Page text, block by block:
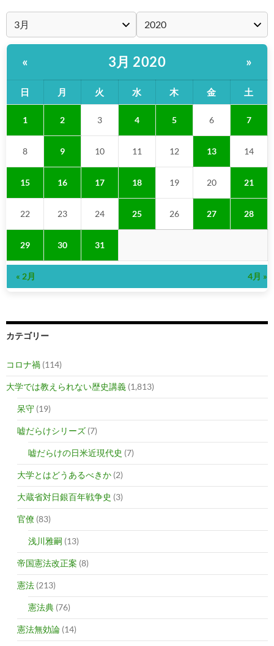
« 3月 2020 »
日 月 火 水 木 金 土
1 2 3 4 5 6 7
8 9 10 11 12 13 14
15 16 17 18 19 20 21
22 23 24 25 26 27 28
29 30 31
« 2月 4月 »
カテゴリー
コロナ禍 (114)
大学では教えられない歴史講義 (1,813)
呆守 (19)
嘘だらけシリーズ (7)
嘘だらけの日米近現代史 (7)
大学とはどうあるべきか (2)
大蔵省対日銀百年戦争史 (3)
官僚 (83)
浅川雅嗣 (13)
帝国憲法改正案 (8)
憲法 (213)
憲法典 (76)
憲法無効論 (14)